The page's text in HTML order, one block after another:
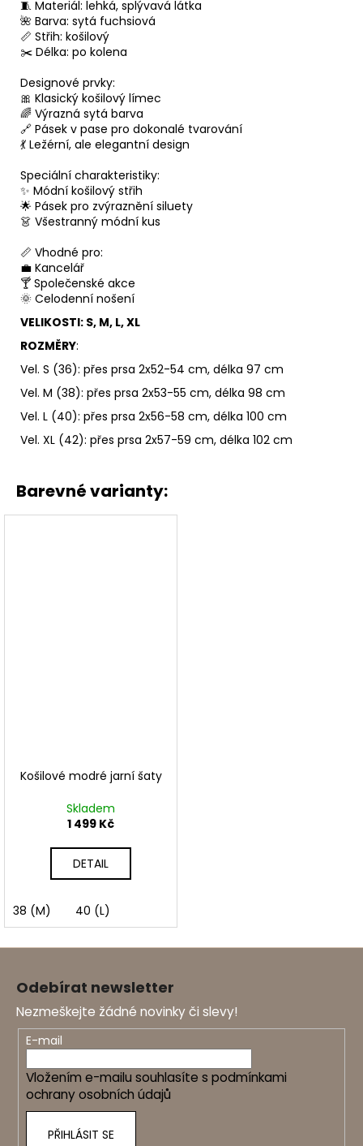
🧵 Materiál: lehká, splývavá látka
🌺 Barva: sytá fuchsiová
📏 Střih: košilový
✂️ Délka: po kolena
Designové prvky:
🎀 Klasický košilový límec
🌈 Výrazná sytá barva
🔗 Pásek v pase pro dokonalé tvarování
💃 Ležérní, ale elegantní design
Speciální charakteristiky:
✨ Módní košilový střih
🌟 Pásek pro zvýraznění siluety
👗 Všestranný módní kus
📏 Vhodné pro:
💼 Kancelář
🍸 Společenské akce
🌞 Celodenní nošení
VELIKOSTI: S, M, L, XL
ROZMĚRY:
Vel. S (36): přes prsa 2x52-54 cm, délka 97 cm
Vel. M (38): přes prsa 2x53-55 cm, délka 98 cm
Vel. L (40): přes prsa 2x56-58 cm, délka 100 cm
Vel. XL (42): přes prsa 2x57-59 cm, délka 102 cm
Barevné varianty:
Košilové modré jarní šaty
Skladem
1 499 Kč
DETAIL
38 (M) 40 (L)
Z
Odebírat newsletter
Nezmeškejte žádné novinky či slevy!
E-mail
Vložením e-mailu souhlasíte s podmínkami
ochrany osobních údajů
PŘIHLÁSIT SE